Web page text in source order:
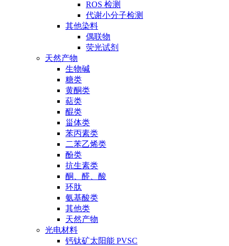
ROS 检测
代谢小分子检测
其他染料
偶联物
荧光试剂
天然产物
生物碱
糖类
黄酮类
萜类
醌类
甾体类
苯丙素类
二苯乙烯类
酚类
抗生素类
酮、醛、酸
环肽
氨基酸类
其他类
天然产物
光电材料
钙钛矿太阳能 PVSC